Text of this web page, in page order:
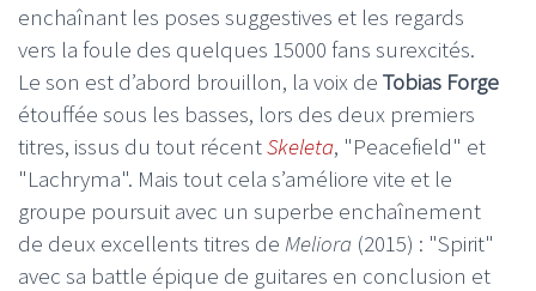
enchaînant les poses suggestives et les regards
vers la foule des quelques 15000 fans surexcités.
Le son est d’abord brouillon, la voix de Tobias Forge
étouffée sous les basses, lors des deux premiers
titres, issus du tout récentSkeleta, "Peacefield" et
"Lachryma". Mais tout cela s’améliore vite et le
groupe poursuit avec un superbe enchaînement
de deux excellents titres de Meliora (2015) : "Spirit"
avec sa battle épique de guitares en conclusion et